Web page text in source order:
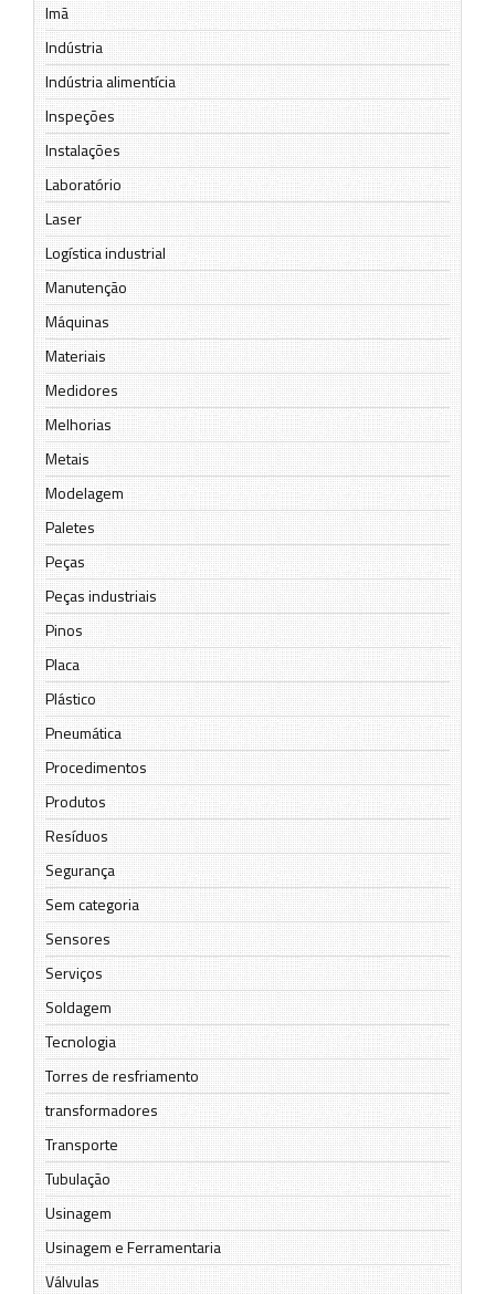
Imã
Indústria
Indústria alimentícia
Inspeções
Instalações
Laboratório
Laser
Logística industrial
Manutenção
Máquinas
Materiais
Medidores
Melhorias
Metais
Modelagem
Paletes
Peças
Peças industriais
Pinos
Placa
Plástico
Pneumática
Procedimentos
Produtos
Resíduos
Segurança
Sem categoria
Sensores
Serviços
Soldagem
Tecnologia
Torres de resfriamento
transformadores
Transporte
Tubulação
Usinagem
Usinagem e Ferramentaria
Válvulas